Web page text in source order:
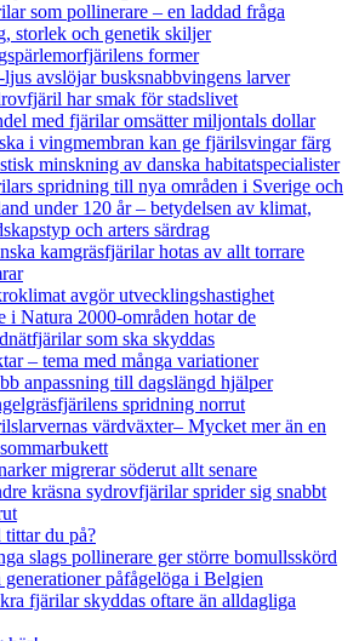
som pollinerare – en laddad fråga
storlek och genetik skiljer
former
avslöjar busksnabbvingens larver
har smak för stadslivet
med fjärilar omsätter miljontals dollar
i vingmembran kan ge fjärilsvingar färg
minskning av danska habitatspecialister
spridning till nya områden i Sverige och
under 120 år– betydelsen av klimat,
och arters särdrag
kamgräsfjärilar hotas av allt torrare
avgör utvecklingshastighet
i Natura 2000-områden hotar de
som ska skyddas
– tema med många variationer
anpassning till dagslängd hjälper
spridning norrut
värdväxter– Mycket mer än en
migrerar söderut allt senare
kräsna sydrovfjärilar sprider sig snabbt
tittar du på?
slags pollinerare ger större bomullsskörd
generationer påfågelöga i Belgien
fjärilar skyddas oftare än alldagliga